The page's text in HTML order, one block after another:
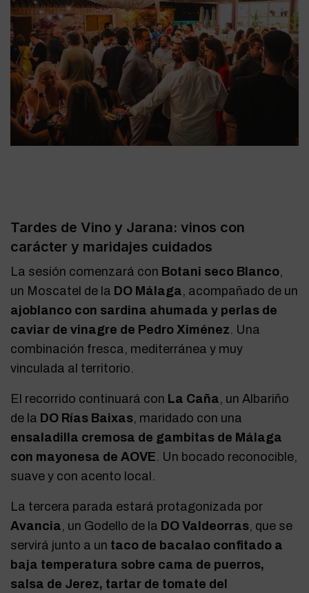
Tardes de Vino y Jarana: vinos con
carácter y maridajes cuidados
La sesión comenzará con Botani seco Blanco,
un Moscatel de la DO Málaga, acompañado de un
ajoblanco con sardina ahumada y perlas de
caviar de vinagre de Pedro Ximénez. Una
combinación fresca, mediterránea y muy
vinculada al territorio.
El recorrido continuará con La Caña, un Albariño
de la DO Rías Baixas, maridado con una
ensaladilla cremosa de gambitas de Málaga
con mayonesa de AOVE. Un bocado reconocible,
suave y con acento local.
La tercera parada estará protagonizada por
Avancia, un Godello de la DO Valdeorras, que se
servirá junto a un taco de bacalao confitado a
baja temperatura sobre cama de puerros,
salsa de Jerez, tartar de tomate del